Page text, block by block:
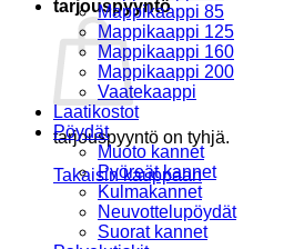
tarjouspyyntö
tarjouspyyntö on tyhjä.
Takaisin kauppaan
Mappikaappi 85
Mappikaappi 125
Mappikaappi 160
Mappikaappi 200
Vaatekaappi
Laatikostot
Pöydät
Muoto kannet
Pyöreät kannet
Kulmakannet
Neuvottelupöydät
Suorat kannet